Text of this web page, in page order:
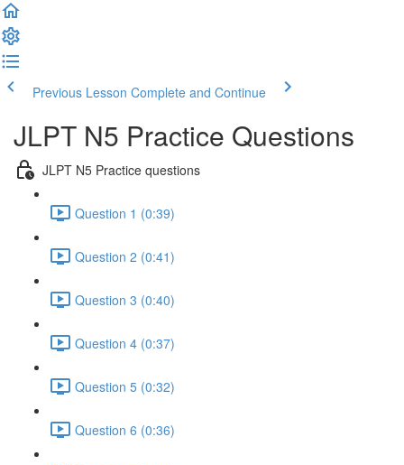
Previous Lesson Complete and Continue
JLPT N5 Practice Questions
JLPT N5 Practice questions
Question 1 (0:39)
Question 2 (0:41)
Question 3 (0:40)
Question 4 (0:37)
Question 5 (0:32)
Question 6 (0:36)